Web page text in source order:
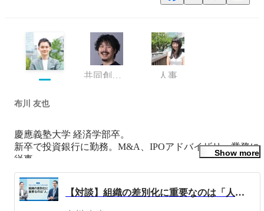
共同創業者 執行役員 人事
布川 友也
慶應義塾大学 経済学部卒。
新卒で投資銀行に勤務。M&A、IPOアドバイザリー業務に
従事。
その後、上場直後のITベンチャー企業に経営戦略担当とし
て参画し、IR・投資・経営管理等を中心に業務を行い、東
証一部への市場変更を経験。
2019年5月に株式会社ログラスを創業、代表取締役に就
Show more
【対談】組織の差別化に重要なのは「人」 ──ログラス代表布川友也×前田ヒロ